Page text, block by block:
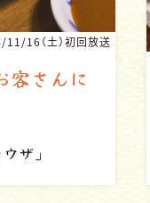
10/5（土）初回放送
る 温か
の土鍋」